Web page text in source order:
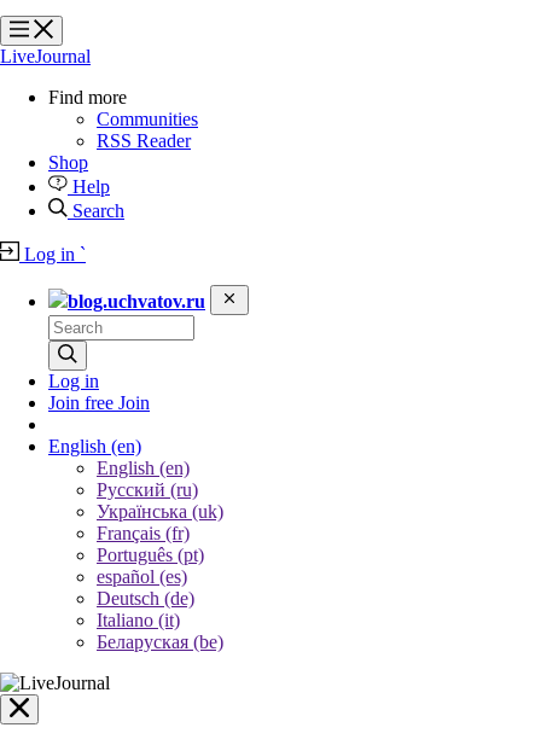
?
?
LiveJournal
Find more
Communities
RSS Reader
Shop
Help
Search
Log in `
blog.uchvatov.ru
Log in
Join free Join
English (en)
English (en)
Русский (ru)
Українська (uk)
Français (fr)
Português (pt)
español (es)
Deutsch (de)
Italiano (it)
Беларуская (be)